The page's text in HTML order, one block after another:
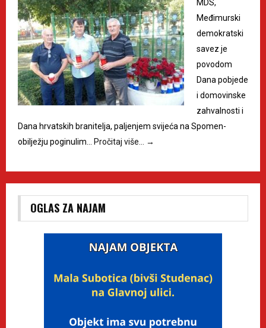
MDS,
Međimurski
demokratski
savez je
povodom
Dana pobjede
i domovinske
zahvalnosti i
Dana hrvatskih branitelja, paljenjem svijeća na Spomen-
obilježju poginulim…
Pročitaj više… →
OGLAS ZA NAJAM